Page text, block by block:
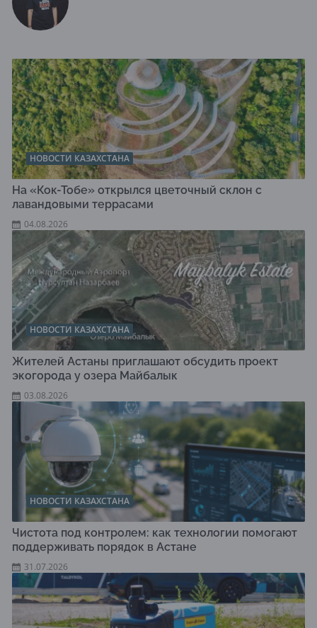
НОВОСТИ КАЗАХСТАНА
На «Кок-Тобе» открылся цветочный склон с
лавандовыми террасами
04.08.2026
НОВОСТИ КАЗАХСТАНА
Жителей Астаны приглашают обсудить проект
экогорода у озера Майбалык
03.08.2026
НОВОСТИ КАЗАХСТАНА
Чистота под контролем: как технологии помогают
поддерживать порядок в Астане
31.07.2026